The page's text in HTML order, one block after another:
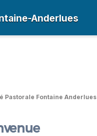
Anderlues
Pastorale Fontaine Anderlues